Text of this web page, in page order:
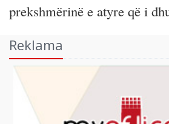
prekshmërinë e atyre që i
Reklama